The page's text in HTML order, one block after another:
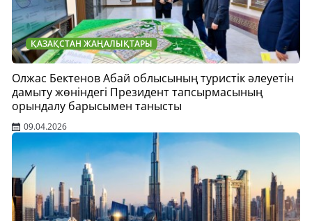
ҚАЗАҚСТАН ЖАҢАЛЫҚТАРЫ
Олжас Бектенов Абай облысының туристік әлеуетін
дамыту жөніндегі Президент тапсырмасының
орындалу барысымен танысты
09.04.2026